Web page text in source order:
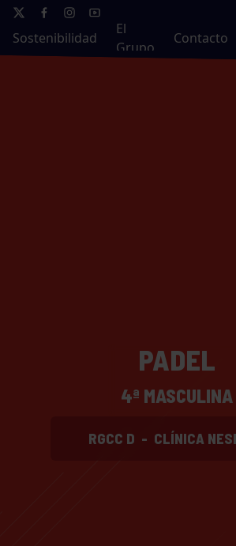
Sostenibilidad
El
Grupo
Contacto
PADEL
4ª MASCULINA
RGCC D - CLÍNICA